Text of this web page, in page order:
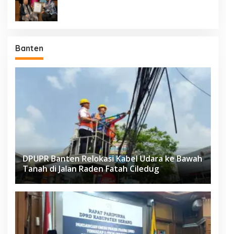
Banten
DPUPR Banten Relokasi Kabel Udara ke Bawah
Tanah di Jalan Raden Fatah Ciledug